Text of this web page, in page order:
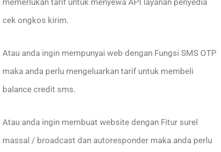
memerlukan tarif untuk menyewa API layanan penyedia
cek ongkos kirim.
Atau anda ingin mempunyai web dengan Fungsi SMS OTP
maka anda perlu mengeluarkan tarif untuk membeli
balance credit sms.
Atau anda ingin membuat website dengan Fitur surel
massal / broadcast dan autoresponder maka anda perlu